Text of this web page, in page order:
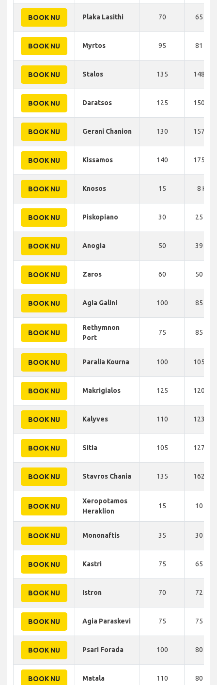
BOOK NU Plaka Lasithi 70 65 KM
BOOK NU Myrtos 95 81 KM
BOOK NU Stalos 135 148 KM
BOOK NU Daratsos 125 150 KM
BOOK NU Gerani Chanion 130 157 KM
BOOK NU Kissamos 140 175 KM
BOOK NU Knosos 15 8 KM
BOOK NU Piskopiano 30 25 KM
BOOK NU Anogia 50 39 KM
BOOK NU Zaros 60 50 KM
BOOK NU Agia Galini 100 85 KM
BOOK NU
Rethymnon
Port
75 85 KM
BOOK NU Paralia Kourna 100 105 KM
BOOK NU Makrigialos 125 120 KM
BOOK NU Kalyves 110 123 KM
BOOK NU Sitia 105 127 KM
BOOK NU Stavros Chania 135 162 KM
BOOK NU
Xeropotamos
Heraklion
15 10 KM
BOOK NU Mononaftis 35 30 KM
BOOK NU Kastri 75 65 KM
BOOK NU Istron 70 72 KM
BOOK NU Agia Paraskevi 75 75 KM
BOOK NU Psari Forada 100 80 KM
BOOK NU Matala 110 80 KM